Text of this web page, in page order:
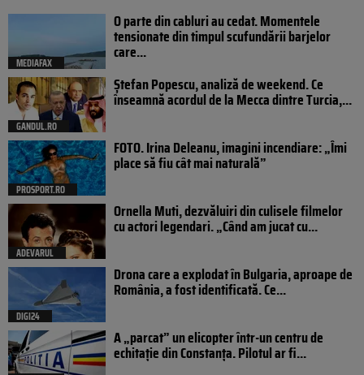
MEDIAFAX
O parte din cabluri au cedat. Momentele
tensionate din timpul scufundării barjelor
care...
GANDUL.RO
Ștefan Popescu, analiză de weekend. Ce
înseamnă acordul de la Mecca dintre Turcia,...
PROSPORT.RO
FOTO. Irina Deleanu, imagini incendiare: „Îmi
place să fiu cât mai naturală”
ADEVARUL
Ornella Muti, dezvăluiri din culisele filmelor
cu actori legendari. „Când am jucat cu...
DIGI24
Drona care a explodat în Bulgaria, aproape de
România, a fost identificată. Ce...
A „parcat” un elicopter într-un centru de
echitație din Constanța. Pilotul ar fi...